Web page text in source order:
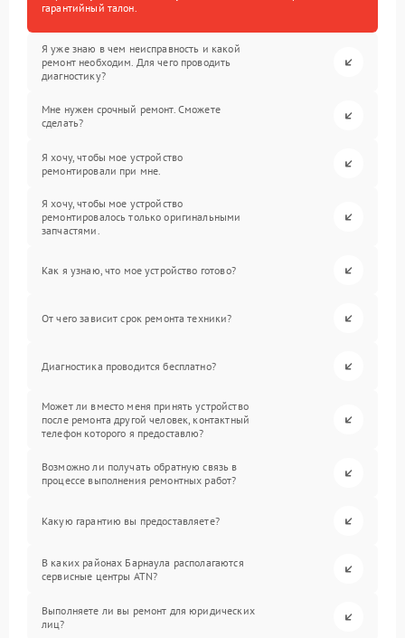
гарантийный талон.
Я уже знаю в чем неисправность и какой
ремонт необходим. Для чего проводить
диагностику?
Мне нужен срочный ремонт. Сможете
сделать?
Я хочу, чтобы мое устройство
ремонтировали при мне.
Я хочу, чтобы мое устройство
ремонтировалось только оригинальными
запчастями.
Как я узнаю, что мое устройство готово?
От чего зависит срок ремонта техники?
Диагностика проводится бесплатно?
Может ли вместо меня принять устройство
после ремонта другой человек, контактный
телефон которого я предоставлю?
Возможно ли получать обратную связь в
процессе выполнения ремонтных работ?
Какую гарантию вы предоставляете?
В каких районах Барнаула располагаются
сервисные центры ATN?
Выполняете ли вы ремонт для юридических
лиц?